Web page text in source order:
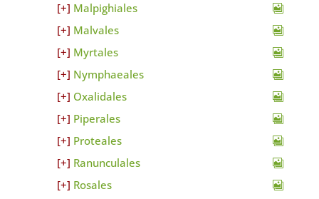
Malpighiales
Malvales
Myrtales
Nymphaeales
Oxalidales
Piperales
Proteales
Ranunculales
Rosales